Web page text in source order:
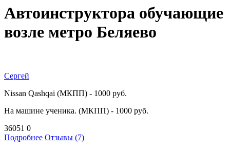
Автоинструктора обучающие
возле метро Беляево
Сергей
Nissan Qashqai (МКПП) - 1000 руб.
На машине ученика. (МКПП) - 1000 руб.
36051 0
Подробнее Отзывы (7)